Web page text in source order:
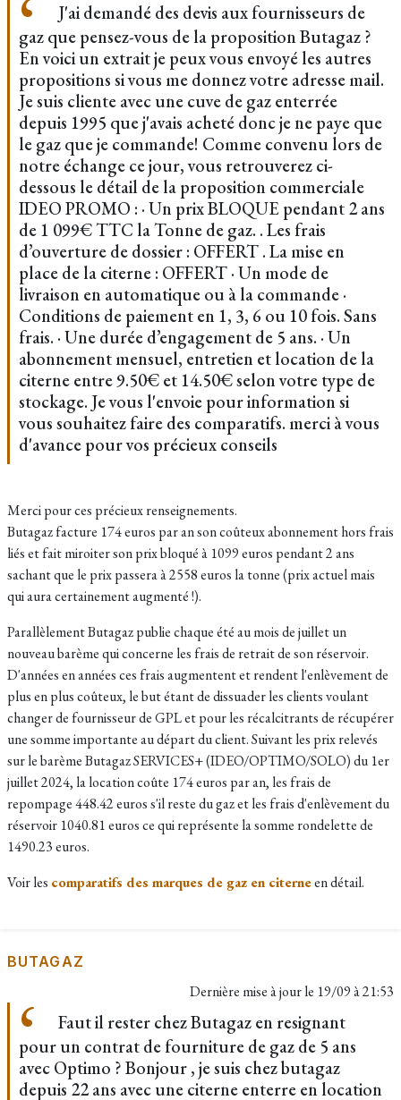
J'ai demandé des devis aux fournisseurs de
gaz que pensez-vous de la proposition Butagaz ?
En voici un extrait je peux vous envoyé les autres
propositions si vous me donnez votre adresse mail.
Je suis cliente avec une cuve de gaz enterrée
depuis 1995 que j'avais acheté donc je ne paye que
le gaz que je commande! Comme convenu lors de
notre échange ce jour, vous retrouverez ci-
dessous le détail de la proposition commerciale
IDEO PROMO : · Un prix BLOQUE pendant 2 ans
de 1 099€ TTC la Tonne de gaz. . Les frais
d’ouverture de dossier : OFFERT . La mise en
place de la citerne : OFFERT · Un mode de
livraison en automatique ou à la commande ·
Conditions de paiement en 1, 3, 6 ou 10 fois. Sans
frais. · Une durée d’engagement de 5 ans. · Un
abonnement mensuel, entretien et location de la
citerne entre 9.50€ et 14.50€ selon votre type de
stockage. Je vous l'envoie pour information si
vous souhaitez faire des comparatifs. merci à vous
d'avance pour vos précieux conseils
Merci pour ces précieux renseignements.
Butagaz facture 174 euros par an son coûteux abonnement hors frais
liés et fait miroiter son prix bloqué à 1099 euros pendant 2 ans
sachant que le prix passera à 2558 euros la tonne (prix actuel mais
qui aura certainement augmenté !).
Parallèlement Butagaz publie chaque été au mois de juillet un
nouveau barème qui concerne les frais de retrait de son réservoir.
D'années en années ces frais augmentent et rendent l'enlèvement de
plus en plus coûteux, le but étant de dissuader les clients voulant
changer de fournisseur de GPL et pour les récalcitrants de récupérer
une somme importante au départ du client. Suivant les prix relevés
sur le barème Butagaz SERVICES+ (IDEO/OPTIMO/SOLO) du 1er
juillet 2024, la location coûte 174 euros par an, les frais de
repompage 448.42 euros s'il reste du gaz et les frais d'enlèvement du
réservoir 1040.81 euros ce qui représente la somme rondelette de
1490.23 euros.
Voir les comparatifs des marques de gaz en citerneen détail.
BUTAGAZ
Dernière mise à jour le 19/09 à 21:53
Faut il rester chez Butagaz en resignant
pour un contrat de fourniture de gaz de 5 ans
avec Optimo ? Bonjour , je suis chez butagaz
depuis 22 ans avec une citerne enterre en location